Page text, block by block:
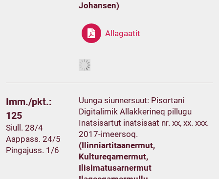
Johansen)
Allagaatit
Imm./pkt.:
125
Siull. 28/4
Aappass. 24/5
Pingajuss. 1/6
Uunga siunnersuut: Pisortani
Digitalimik Allakkerineq pillugu
Inatsisartut inatsisaat nr. xx, xx. xxx.
2017-imeersoq.
(Ilinniartitaanermut,
Kultureqarnermut,
Ilisimatusarnermut